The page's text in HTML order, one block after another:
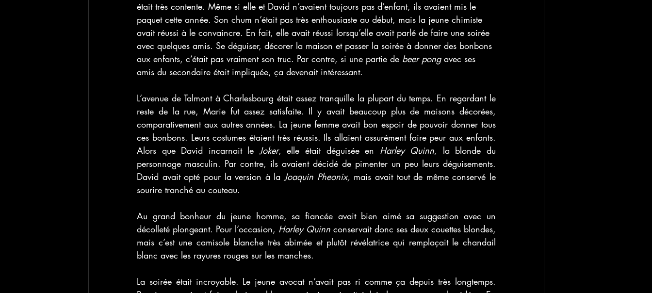
était très contente. Même si elle et David n’avaient toujours pas d’enfant, ils avaient mis le
paquet cette année. Son chum n’était pas très enthousiaste au début, mais la jeune chimiste
avait réussi à le convaincre. En fait, elle avait réussi lorsqu’elle avait parlé de faire une soirée
avec quelques amis. Se déguiser, décorer la maison et passer la soirée à donner des bonbons
aux enfants, c’était pas vraiment son truc. Par contre, si une partie de beer pong avec ses
amis du secondaire était impliquée, ça devenait intéressant.
L’avenue de Talmont à Charlesbourg était assez tranquille la plupart du temps. En regardant le
reste de la rue, Marie fut assez satisfaite. Il y avait beaucoup plus de maisons décorées,
comparativement aux autres années. La jeune femme avait bon espoir de pouvoir donner tous
ces bonbons. Leurs costumes étaient très réussis. Ils allaient assurément faire peur aux enfants.
Alors que David incarnait le
Joker, elle était déguisée en Harley Quinn, la blonde du
personnage masculin. Par contre, ils avaient décidé de pimenter un peu leurs déguisements.
David avait opté pour la version à la Joaquin Pheonix, mais avait tout de même conservé le
sourire tranché au couteau.
Au grand bonheur du jeune homme, sa fiancée avait bien aimé sa suggestion avec un
décolleté plongeant. Pour l’occasion, Harley Quinn conservait donc ses deux couettes blondes,
mais c’est une camisole blanche très abimée et plutôt révélatrice qui remplaçait le chandail
blanc avec les rayures rouges sur les manches.
La soirée était incroyable. Le jeune avocat n’avait pas ri comme ça depuis très longtemps.